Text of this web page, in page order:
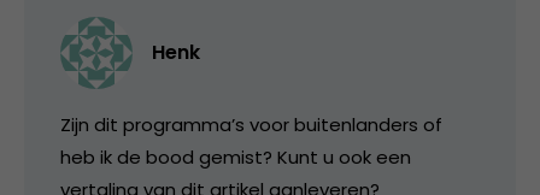
Henk
Zijn dit programma’s voor buitenlanders of
heb ik de bood gemist? Kunt u ook een
vertaling van dit artikel aanleveren?